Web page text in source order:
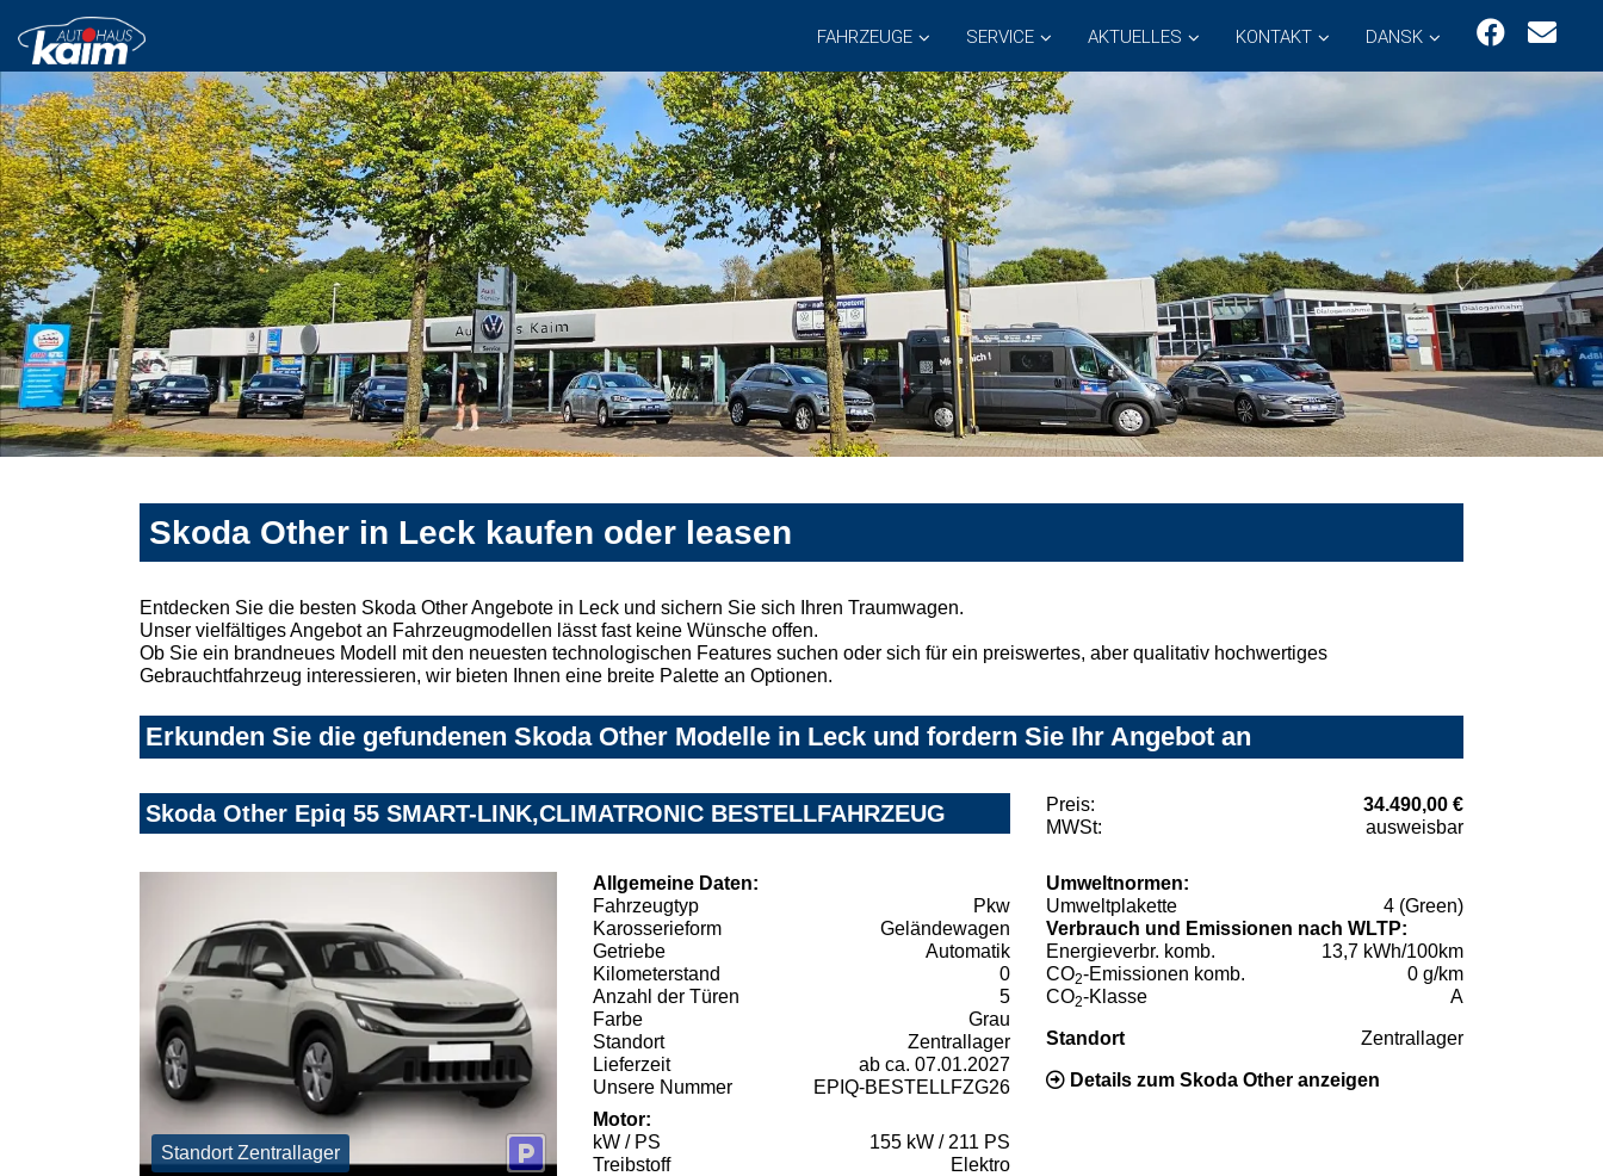
FAHRZEUGE SERVICE AKTUELLES KONTAKT DANSK
Skoda Other in Leck kaufen oder leasen
Entdecken Sie die besten Skoda Other Angebote in Leck und sichern Sie sich Ihren Traumwagen.
Unser vielfältiges Angebot an Fahrzeugmodellen lässt fast keine Wünsche offen.
Ob Sie ein brandneues Modell mit den neuesten technologischen Features suchen oder sich für ein preiswertes, aber qualitativ hochwertiges
Gebrauchtfahrzeug interessieren, wir bieten Ihnen eine breite Palette an Optionen.
Erkunden Sie die gefundenen Skoda Other Modelle in Leck und fordern Sie Ihr Angebot an
Skoda Other Epiq 55 SMART-LINK,CLIMATRONIC BESTELLFAHRZEUG Preis:
34.490,00 €
MWSt:
ausweisbar
Standort Zentrallager
Allgemeine Daten:
Fahrzeugtyp
Pkw
Karosserieform
Geländewagen
Getriebe
Automatik
Kilometerstand
0
Anzahl der Türen
5
Farbe
Grau
Standort
Zentrallager
Lieferzeit
ab ca. 07.01.2027
Unsere Nummer
EPIQ-BESTELLFZG26
Motor:
kW / PS
155 kW / 211 PS
Treibstoff
Elektro
Umweltnormen:
Umweltplakette
4 (Green)
Verbrauch und Emissionen nach WLTP:
Energieverbr. komb.
13,7 kWh/100km
CO2-Emissionen komb.
0 g/km
CO2-Klasse A
Standort Zentrallager
Details zum Skoda Other anzeigen